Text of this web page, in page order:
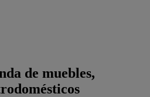
de muebles,